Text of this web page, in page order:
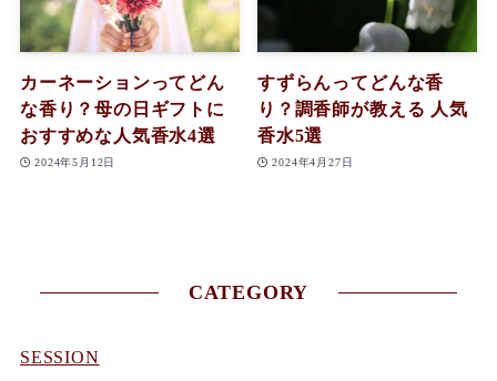
カーネーションってどん
な香り？母の日ギフトに
おすすめな人気香水4選
2024年5月12日
すずらんってどんな香
り？調香師が教える 人気
香水5選
2024年4月27日
CATEGORY
SESSION